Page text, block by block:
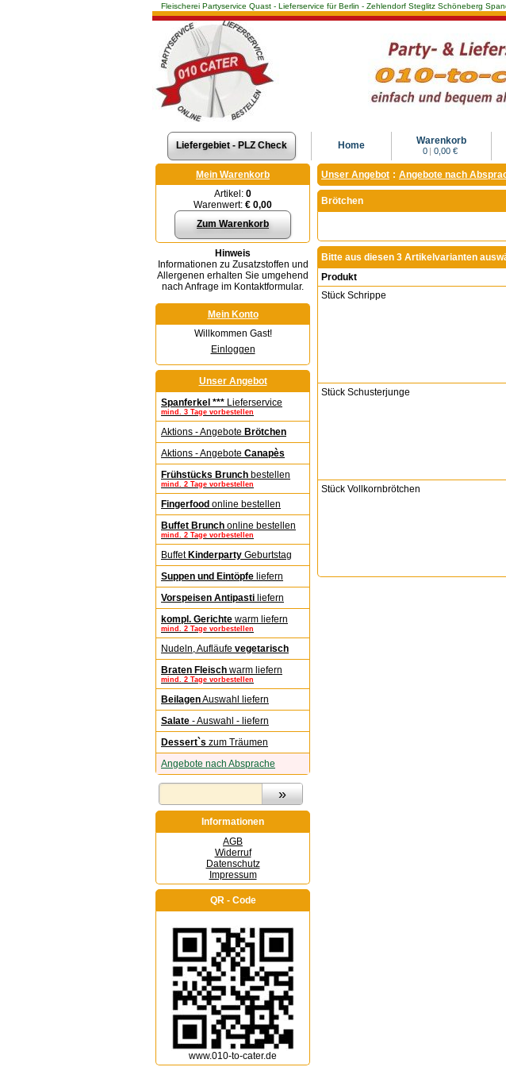
Fleischerei Partyservice Quast - Lieferservice für Berlin - Zehlendorf Steglitz Schöneberg
Liefergebiet - PLZ Check Home Warenkorb
0 | 0,00 €
Mein Warenkorb
Artikel: 0
Warenwert: € 0,00
Zum Warenkorb
Hinweis
Informationen zu Zusatzstoffen und
Allergenen erhalten Sie umgehend
nach Anfrage im Kontaktformular.
Mein Konto
Willkommen Gast!
Einloggen
Unser Angebot
Spanferkel *** Lieferservice
mind. 3 Tage vorbestellen
Aktions - Angebote Brötchen
Aktions - Angebote Canapès
Frühstücks Brunch bestellen
mind. 2 Tage vorbestellen
Fingerfood online bestellen
Buffet Brunch online bestellen
mind. 2 Tage vorbestellen
Buffet Kinderparty Geburtstag
Suppen und Eintöpfe liefern
Vorspeisen Antipasti liefern
kompl. Gerichte warm liefern
mind. 2 Tage vorbestellen
Nudeln, Aufläufe vegetarisch
Braten Fleisch warm liefern
mind. 2 Tage vorbestellen
BeilagenAuswahl liefern
Salate - Auswahl - liefern
Dessert`s zum Träumen
Angebote nach Absprache
Informationen
AGB
Widerruf
Datenschutz
Impressum
QR - Code
www.010-to-cater.de
Unser Angebot : Angebote nach
Brötchen
Bitte aus diesen 3 Artikelvarianten
Produkt
Stück Schrippe
Stück Schusterjunge
Stück Vollkornbrötchen